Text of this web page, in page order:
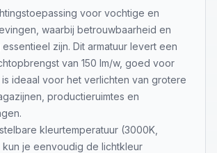
voor vochtige en
waarbij betrouwbaarheid en
zijn. Dit armatuur levert een
van 150 lm/w, goed voor
ideaal voor het verlichten van grotere
productieruimtes en
kleurtemperatuur (3000K,
je eenvoudig de lichtkleur